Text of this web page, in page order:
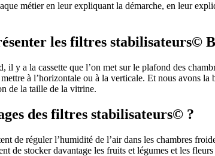
métier en leur expliquant la démarche, en leur
les filtres stabilisateurs©
il y a la cassette que l’on met sur le plafond des
à l’horizontale ou à la verticale. Et nous avons
de la taille de la vitrine.
des filtres stabilisateurs© ?
de réguler l’humidité de l’air dans les chambres
de stocker davantage les fruits et légumes et les